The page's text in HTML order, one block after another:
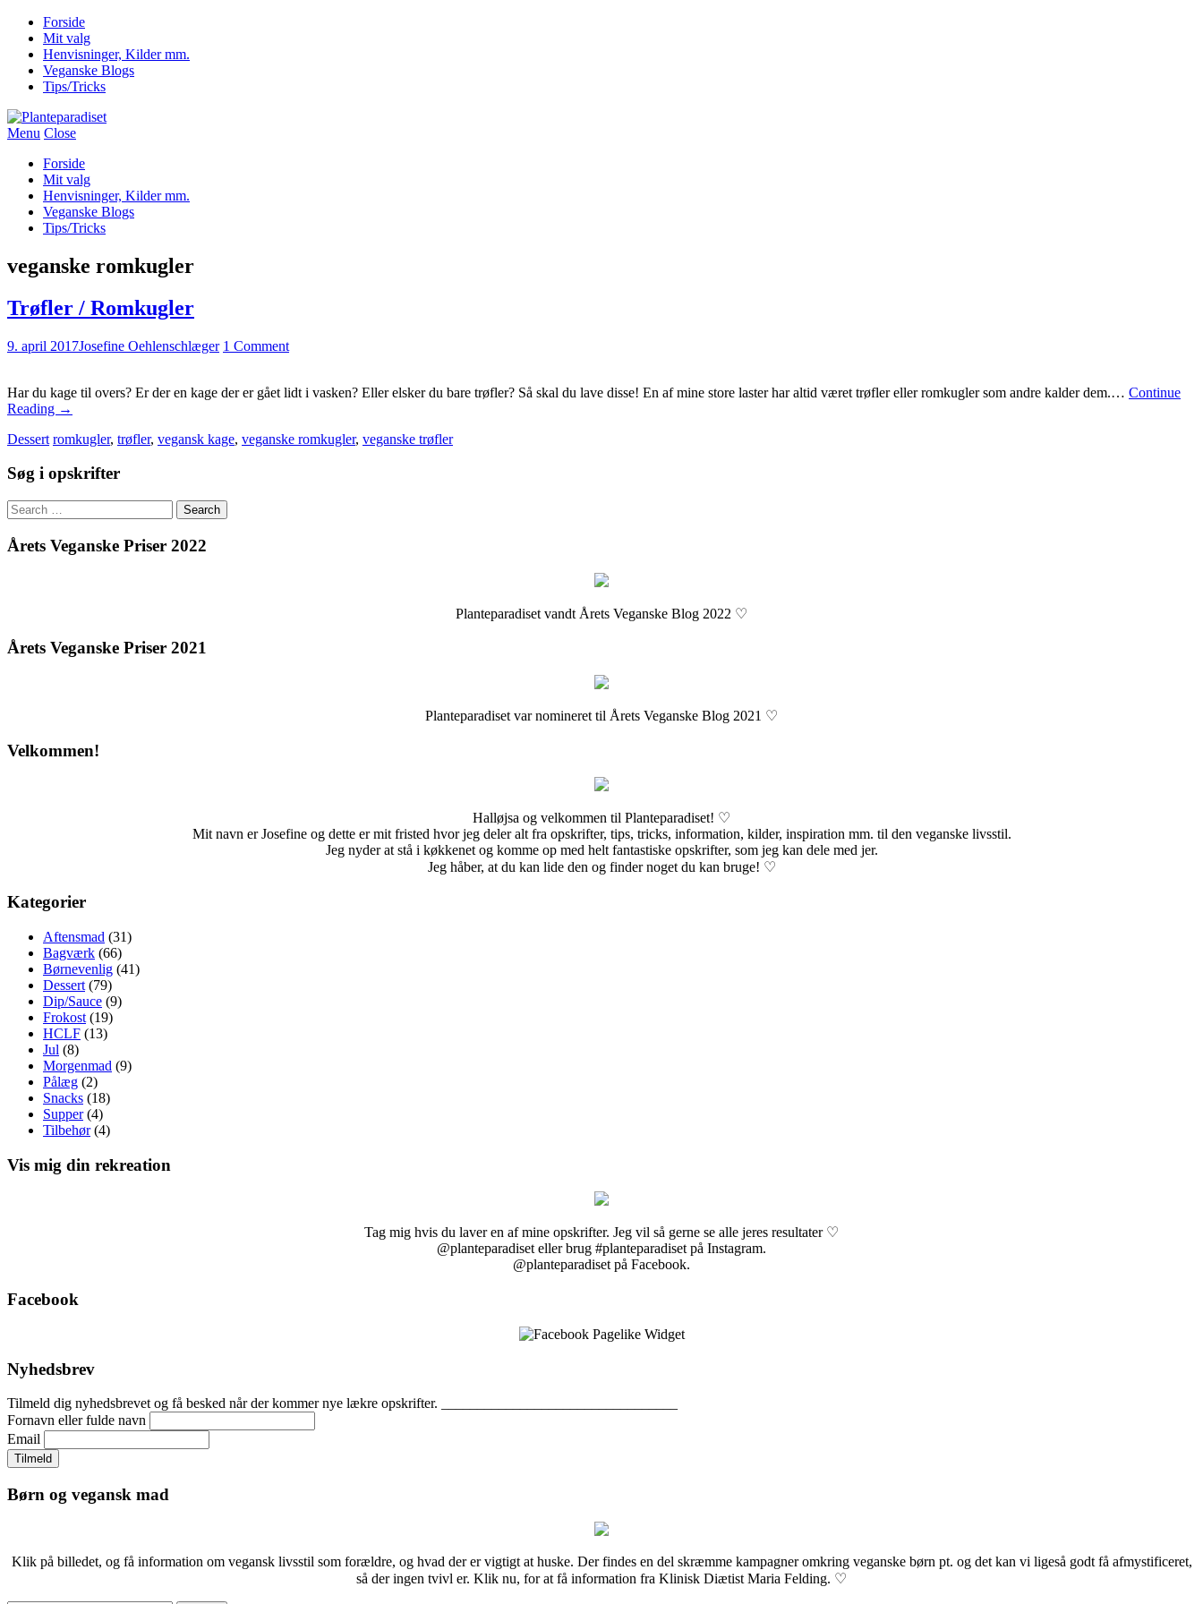
Forside
Mit valg
Henvisninger, Kilder mm.
Veganske Blogs
Tips/Tricks
Menu Close
Forside
Mit valg
Henvisninger, Kilder mm.
Veganske Blogs
Tips/Tricks
veganske romkugler
Trøfler / Romkugler
9. april 2017Josefine Oehlenschlæger 1 Comment
Har du kage til overs? Er der en kage der er gået lidt i vasken? Eller elsker du bare trøfler? Så skal du lave disse! En af mine store laster har altid været trøfler eller romkugler som andre kalder dem.… Continue
Reading →
Dessert romkugler, trøfler, vegansk kage, veganske romkugler, veganske trøfler
Søg i opskrifter
Search
for:
Årets Veganske Priser 2022
Planteparadiset vandt Årets Veganske Blog 2022 ♡
Årets Veganske Priser 2021
Planteparadiset var nomineret til Årets Veganske Blog 2021 ♡
Velkommen!
Halløjsa og velkommen til Planteparadiset! ♡
Mit navn er Josefine og dette er mit fristed hvor jeg deler alt fra opskrifter, tips, tricks, information, kilder, inspiration mm. til den veganske livsstil.
Jeg nyder at stå i køkkenet og komme op med helt fantastiske opskrifter, som jeg kan dele med jer.
Jeg håber, at du kan lide den og finder noget du kan bruge! ♡
Kategorier
Aftensmad (31)
Bagværk (66)
Børnevenlig (41)
Dessert (79)
Dip/Sauce (9)
Frokost (19)
HCLF (13)
Jul (8)
Morgenmad (9)
Pålæg (2)
Snacks (18)
Supper(4)
Tilbehør(4)
Vis mig din rekreation
Tag mig hvis du laver en af mine opskrifter. Jeg vil så gerne se alle jeres resultater ♡
@planteparadiset eller brug #planteparadiset på Instagram.
@planteparadiset på Facebook.
Facebook
Nyhedsbrev
Tilmeld dig nyhedsbrevet og få besked når der kommer nye lækre opskrifter. _________________________________
Fornavn eller fulde navn
Email
Børn og vegansk mad
Klik på billedet, og få information om vegansk livsstil som forældre, og hvad der er vigtigt at huske. Der findes en del skræmme kampagner omkring veganske børn pt. og det kan vi ligeså godt få afmystificeret,
så der ingen tvivl er. Klik nu, for at få information fra Klinisk Diætist Maria Felding. ♡